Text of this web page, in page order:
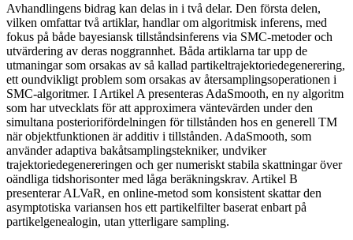
Avhandlingens bidrag kan delas in i två delar. Den första delen,
vilken omfattar två artiklar, handlar om algoritmisk inferens, med
fokus på både bayesiansk tillståndsinferens via SMC-metoder och
utvärdering av deras noggrannhet. Båda artiklarna tar upp de
utmaningar som orsakas av så kallad partikeltrajektoriedegenerering,
ett oundvikligt problem som orsakas av återsamplingsoperationen i
SMC-algoritmer. I Artikel A presenteras AdaSmooth, en ny algoritm
som har utvecklats för att approximera väntevärden under den
simultana posteriorifördelningen för tillstånden hos en generell TM
när objektfunktionen är additiv i tillstånden. AdaSmooth, som
använder adaptiva bakåtsamplingstekniker, undviker
trajektoriedegenereringen och ger numeriskt stabila skattningar över
oändliga tidshorisonter med låga beräkningskrav. Artikel B
presenterar ALVaR, en online-metod som konsistent skattar den
asymptotiska variansen hos ett partikelfilter baserat enbart på
partikelgenealogin, utan ytterligare sampling.